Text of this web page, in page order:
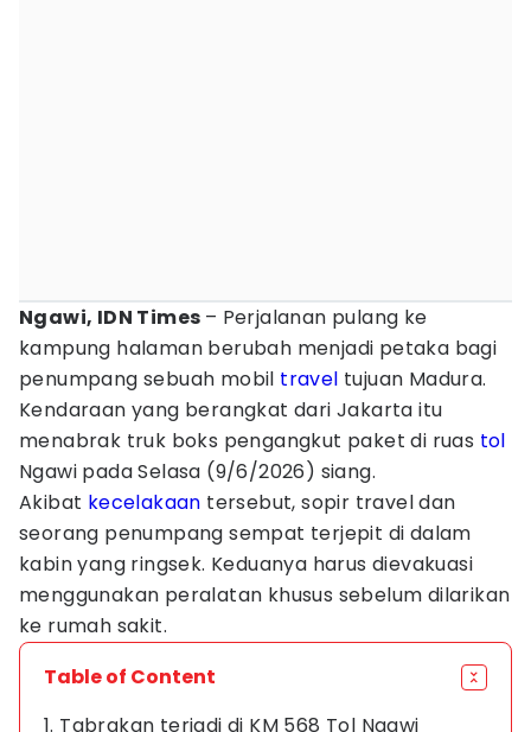
Ngawi, IDN Times – Perjalanan pulang ke
kampung halaman berubah menjadi petaka bagi
penumpang sebuah mobil travel tujuan Madura.
Kendaraan yang berangkat dari Jakarta itu
menabrak truk boks pengangkut paket di ruas tol
Ngawi pada Selasa (9/6/2026) siang.
Akibat kecelakaan tersebut, sopir travel dan
seorang penumpang sempat terjepit di dalam
kabin yang ringsek. Keduanya harus dievakuasi
menggunakan peralatan khusus sebelum dilarikan
ke rumah sakit.
Table of Content
1. Tabrakan terjadi di KM 568 Tol Ngawi